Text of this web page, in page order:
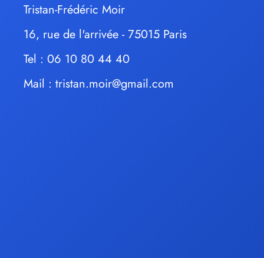
Tristan-Frédéric Moir
16, rue de l'arrivée - 75015 Paris
Tel : 06 10 80 44 40
Mail : tristan.moir@gmail.com